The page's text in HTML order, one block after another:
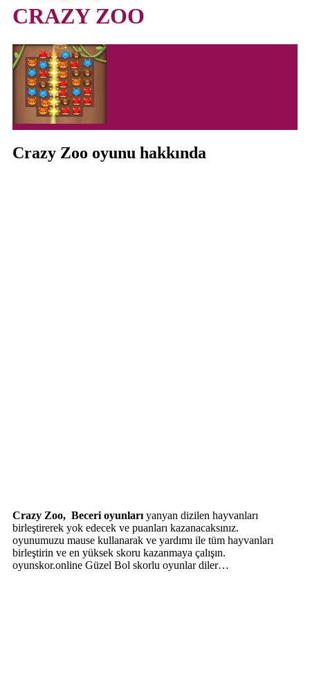
CRAZY ZOO
Crazy Zoo oyunu hakkında
Crazy Zoo, Beceri oyunları yanyan dizilen hayvanları
birleştirerek yok edecek ve puanları kazanacaksınız.
oyunumuzu mause kullanarak ve yardımı ile tüm hayvanları
birleştirin ve en yüksek skoru kazanmaya çalışın.
oyunskor.online Güzel Bol skorlu oyunlar diler…